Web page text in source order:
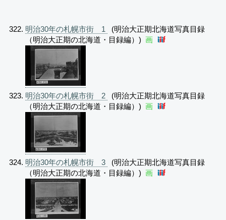
明治30年の札幌市街 1
(明治大正期北海道写真目録
（明治大正期の北海道・目録編）) 画
明治30年の札幌市街 2
(明治大正期北海道写真目録
（明治大正期の北海道・目録編）) 画
明治30年の札幌市街 3
(明治大正期北海道写真目録
（明治大正期の北海道・目録編）) 画